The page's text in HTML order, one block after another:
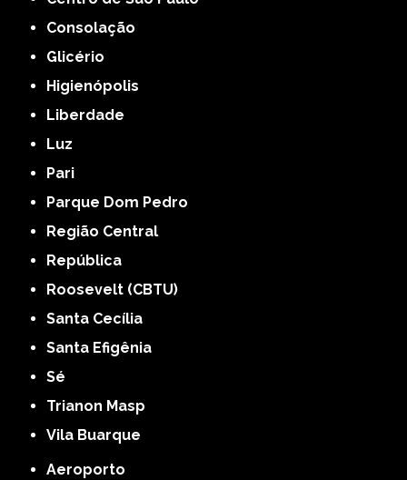
Consolação
Glicério
Higienópolis
Liberdade
Luz
Pari
Parque Dom Pedro
Região Central
República
Roosevelt (CBTU)
Santa Cecília
Santa Efigênia
Sé
Trianon Masp
Vila Buarque
Aeroporto